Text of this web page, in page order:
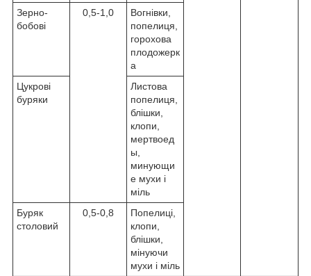
Зерно-
бобові
0,5-1,0
Вогнівки,
попелиця,
горохова
плодожерк
а
Цукрові
буряки
Листова
попелиця,
блішки,
клопи,
мертвоед
ы,
минующи
е мухи і
міль
Буряк
столовий
0,5-0,8
Попелиці,
клопи,
блішки,
мінуючи
мухи і міль